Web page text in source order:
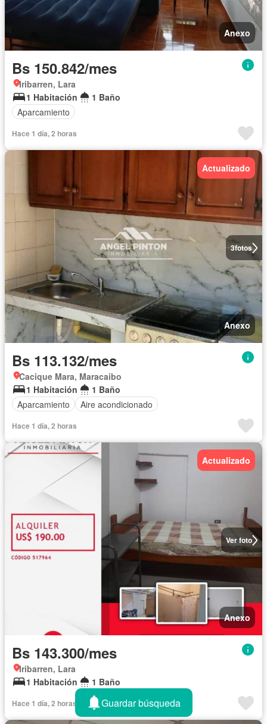
Anexo
Bs 150.842/mes
Iribarren, Lara
1 Habitación
1 Baño
Aparcamiento
Hace 1 día, 2 horas
3fotos
Actualizado
Anexo
Bs 113.132/mes
Cacique Mara, Maracaibo
1 Habitación
1 Baño
Aparcamiento
Aire acondicionado
Hace 1 día, 2 horas
Ver foto
Actualizado
Anexo
Bs 143.300/mes
Iribarren, Lara
1 Habitación
1 Baño
Hace 1 día, 2 horas Guardar búsqueda